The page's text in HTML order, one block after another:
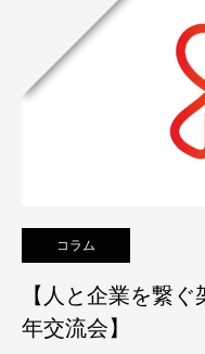
コラム
【人と企業を繋
年交流会】